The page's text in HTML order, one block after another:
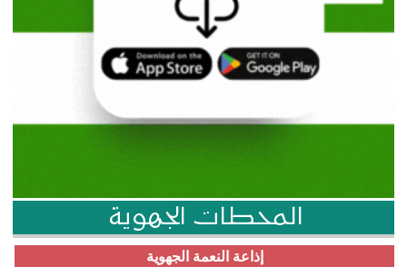
المحطات الجهوية
إذاعة النعمة الجهوية